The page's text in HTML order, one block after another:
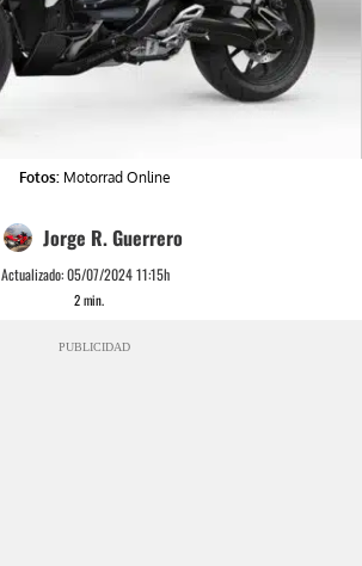
Fotos:Motorrad Online
Jorge R. Guerrero
Actualizado:05/07/2024 11:15h
2min.
PUBLICIDAD